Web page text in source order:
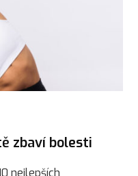
zbaví bolesti